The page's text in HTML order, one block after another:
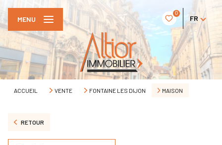
0
FR
MENU
ACCUEIL VENTE FONTAINE LES DIJON MAISON
RETOUR